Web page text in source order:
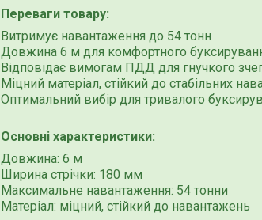
Переваги товару:
Витримує навантаження до 54 тонн
Довжина 6 м для комфортного
Відповідає вимогам ПДД для гнучкого
Міцний матеріал, стійкий до стабільних
Оптимальний вибір для тривалого
Основні характеристики:
Довжина: 6 м
Ширина стрічки: 180 мм
Максимальне навантаження: 54 тонни
Матеріал: міцний, стійкий до навантажень